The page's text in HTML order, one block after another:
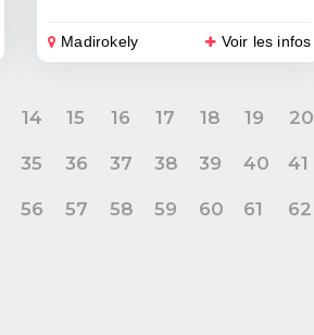
Madirokely Voir les infos
14 15 16 17 18 19 20
35 36 37 38 39 40 41
56 57 58 59 60 61 62